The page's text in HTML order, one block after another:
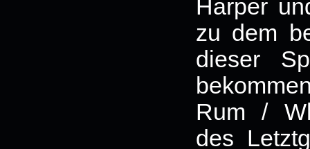
Harper
zu dem
dieser
Rum /
des